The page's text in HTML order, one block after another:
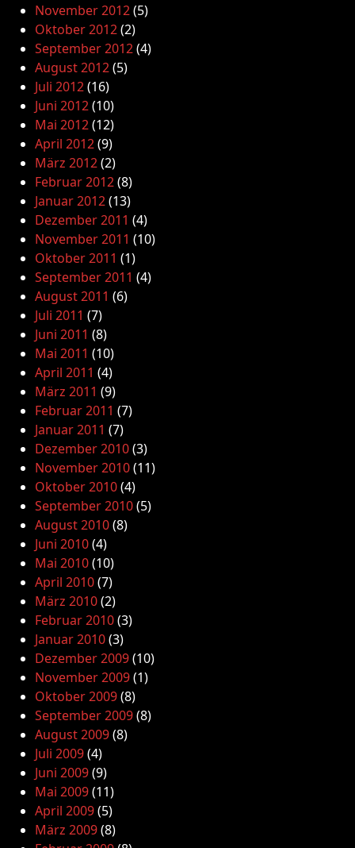
November 2012(5)
Oktober 2012(2)
September 2012(4)
August 2012(5)
Juli 2012(16)
Juni 2012(10)
Mai 2012(12)
April 2012(9)
März 2012(2)
Februar 2012(8)
Januar 2012(13)
Dezember 2011 (4)
November 2011 (10)
Oktober 2011 (1)
September 2011 (4)
August 2011 (6)
Juli 2011 (7)
Juni 2011 (8)
Mai 2011 (10)
April 2011 (4)
März 2011 (9)
Februar 2011 (7)
Januar 2011 (7)
Dezember 2010(3)
November 2010(11)
Oktober 2010(4)
September 2010(5)
August 2010(8)
Juni 2010(4)
Mai 2010(10)
April 2010(7)
März 2010(2)
Februar 2010(3)
Januar 2010(3)
Dezember 2009(10)
November 2009(1)
Oktober 2009(8)
September 2009(8)
August 2009(8)
Juli 2009(4)
Juni 2009(9)
Mai 2009(11)
April 2009(5)
März 2009(8)